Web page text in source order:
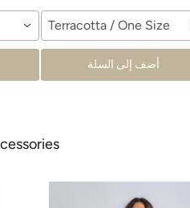
Terracotta / One Size
أضف إلى السلة